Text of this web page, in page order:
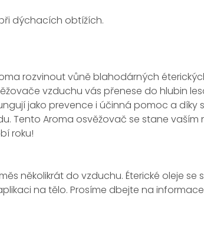
dýchacích obtížích.
rozvinout vůně blahodárných
vzduchu vás přenese do hlubin
jako prevence i účinná pomoc a díky
Tento Aroma osvěžovač se stane
roku!
několikrát do vzduchu. Éterické oleje
na tělo. Prosíme dbejte na